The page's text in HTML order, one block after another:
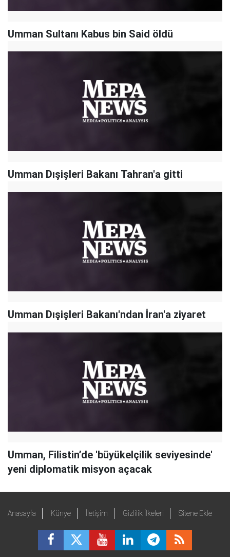
Umman Sultanı Kabus bin Said öldü
​Umman Dışişleri Bakanı Tahran'a gitti
Umman Dışişleri Bakanı'ndan İran'a ziyaret
Umman, Filistin’de 'büyükelçilik seviyesinde'
yeni diplomatik misyon açacak
Anasayfa Künye İletişim Gizlilik İlkeleri Sitene Ekle